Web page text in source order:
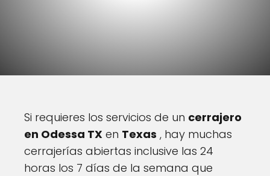
Si requieres los servicios de un cerrajero
en Odessa TX en Texas , hay muchas
cerrajerías abiertas inclusive las 24
horas los 7 días de la semana que